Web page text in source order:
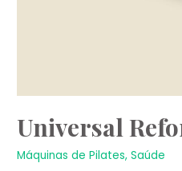
Universal
Máquinas de Pilates,Saúde